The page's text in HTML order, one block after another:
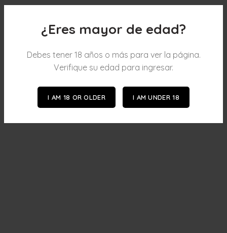
¿Eres mayor de edad?
Debes tener 18 años o más para ver la página.
Verifique su edad para ingresar.
I AM 18 OR OLDER I AM UNDER 18